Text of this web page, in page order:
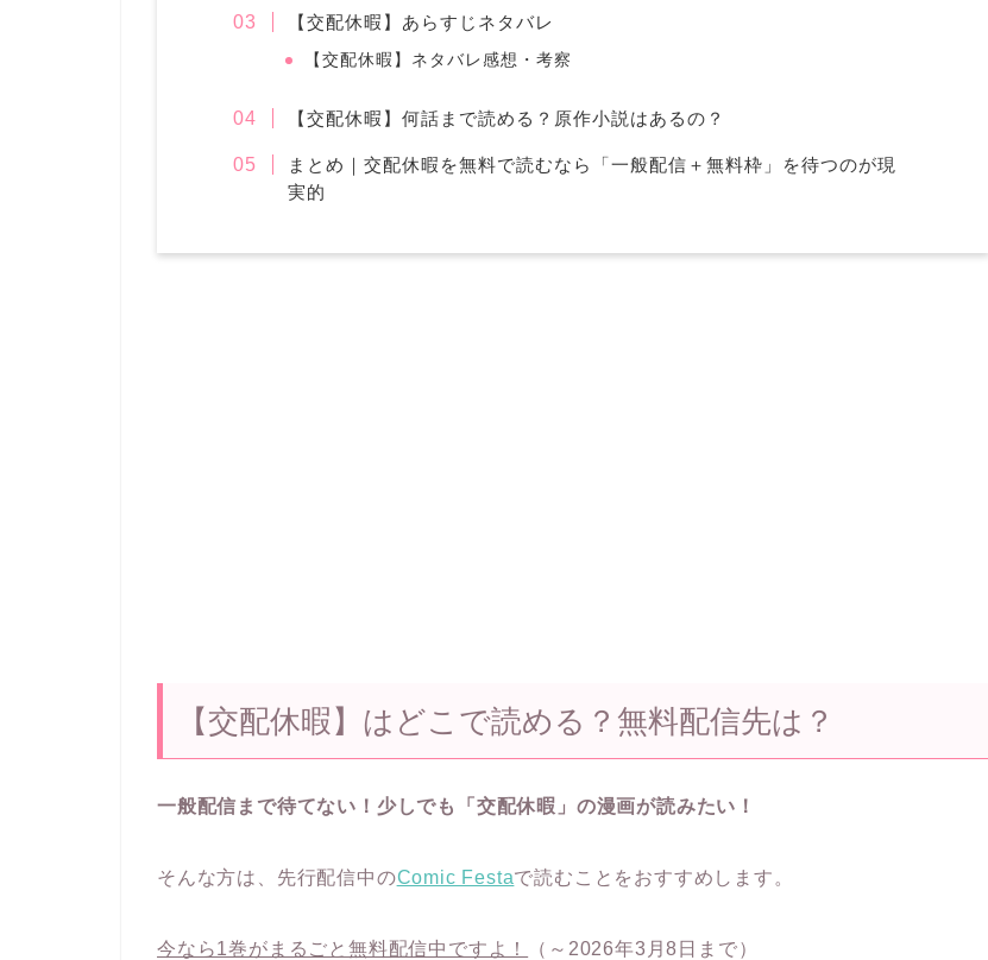
【交配休暇】あらすじネタバレ
【交配休暇】ネタバレ感想・考察
【交配休暇】何話まで読める？原作小説はあるの？
まとめ｜交配休暇を無料で読むなら「一般配信＋無料枠」を待つのが現
実的
【交配休暇】はどこで読める？無料配信先は？
一般配信まで待てない！少しでも「交配休暇」の漫画が読みたい！
そんな方は、先行配信中のComic Festaで読むことをおすすめします。
今なら1巻がまるごと無料配信中ですよ！ （～2026年3月8日まで）